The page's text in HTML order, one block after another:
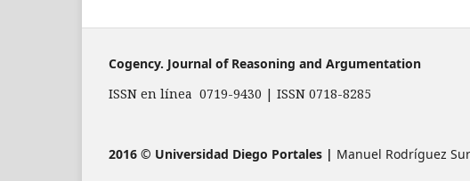
Cogency. Journal of Reasoning and Argumentation
ISSN en línea 0719-9430 | ISSN 0718-8285
2016 © Universidad Diego Portales | Manuel Rodríguez